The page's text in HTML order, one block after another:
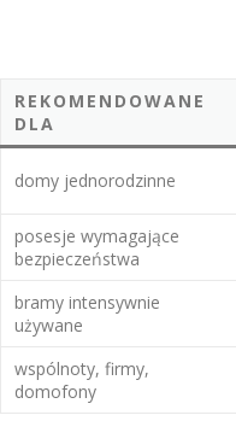
REKOMENDOWANE
DLA
domy jednorodzinne
posesje wymagające
bezpieczeństwa
bramy intensywnie
używane
wspólnoty, firmy,
domofony